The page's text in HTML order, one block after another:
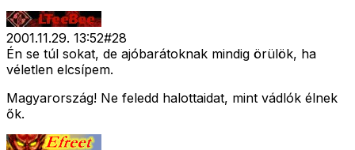
2001.11.29. 13:52#28
Én se túl sokat, de ajóbarátoknak mindig örülök, ha
véletlen elcsípem.
Magyarország! Ne feledd halottaidat, mint vádlók élnek
ők.